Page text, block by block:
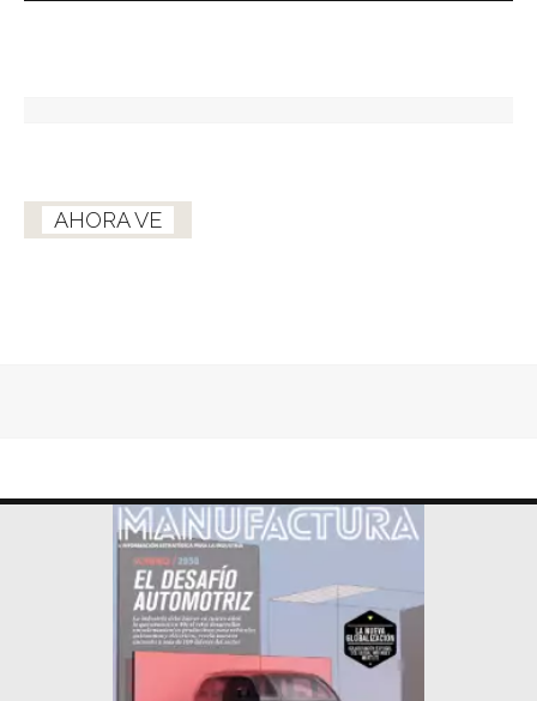
AHORA VE